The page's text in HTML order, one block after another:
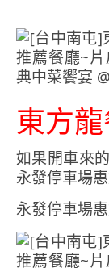
東方
如果開車來
永發停車場
永發停車場惠